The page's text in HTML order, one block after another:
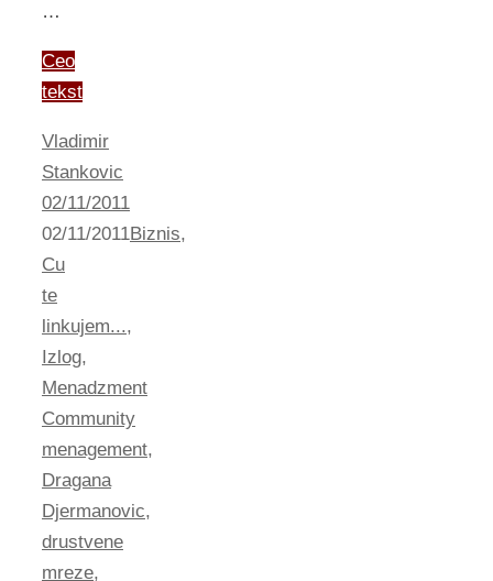
…
Ceo
tekst
Vladimir
Stankovic
02/11/2011
02/11/2011Biznis,
Cu
te
linkujem...,
Izlog,
Menadzment
Community
menagement,
Dragana
Djermanovic,
drustvene
mreze,